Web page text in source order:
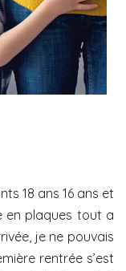
18 ans 16 ans et
en plaques tout a
je ne pouvais
rentrée s’est